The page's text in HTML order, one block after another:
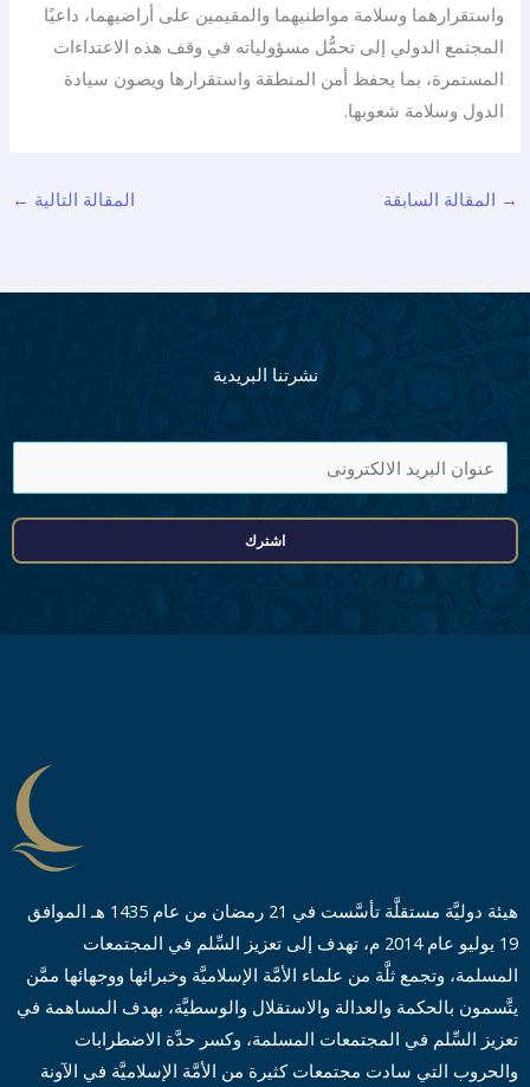
واستقرارهما وسلامة مواطنيهما والمقيمين على أراضيهما، داعيًا
المجتمع الدولي إلى تحمُّل مسؤولياته في وقف هذه الاعتداءات
المستمرة، بما يحفظ أمن المنطقة واستقرارها ويصون سيادة
الدول وسلامة شعوبها.
→ المقالة السابقة المقالة التالية ←
نشرتنا البريدية
ی
م
اشترك
هيئة دوليَّة مستقلَّة تأسَّست في 21 رمضان من عام 1435 هـ الموافق
19 يوليو عام 2014 م، تهدف إلى تعزيز السِّلم في المجتمعات
المسلمة، وتجمع ثلَّة من علماء الأمَّة الإسلاميَّة وخبرائها ووجهائها ممَّن
يتَّسمون بالحكمة والعدالة والاستقلال والوسطيَّة، بهدف المساهمة في
تعزيز السِّلم في المجتمعات المسلمة، وكسر حدَّة الاضطرابات
والحروب التي سادت مجتمعات كثيرة من الأمَّة الإسلاميَّة في الآونة